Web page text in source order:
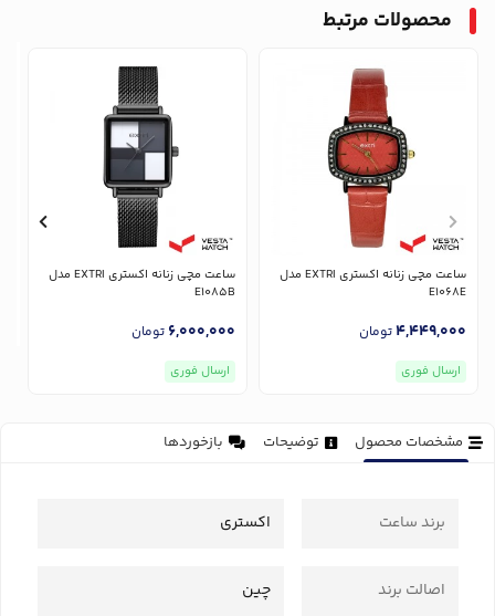
محصولات مرتبط
ساعت مچی زنانه اکستری EXTRI مدل
E1068E
4,449,000تومان
ارسال فوری
ساعت مچی زنانه اکستری EXTRI مدل
E1085B
6,000,000 تومان
ارسال فوری
مشخصات محصول توضیحات بازخوردها
برند ساعت اکستری
اصالت برند چین